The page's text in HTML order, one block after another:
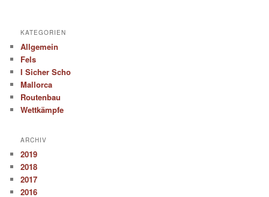
KATEGORIEN
Allgemein
Fels
I Sicher Scho
Mallorca
Routenbau
Wettkämpfe
ARCHIV
2019
2018
2017
2016